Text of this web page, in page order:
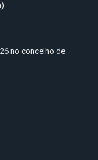
no concelho de